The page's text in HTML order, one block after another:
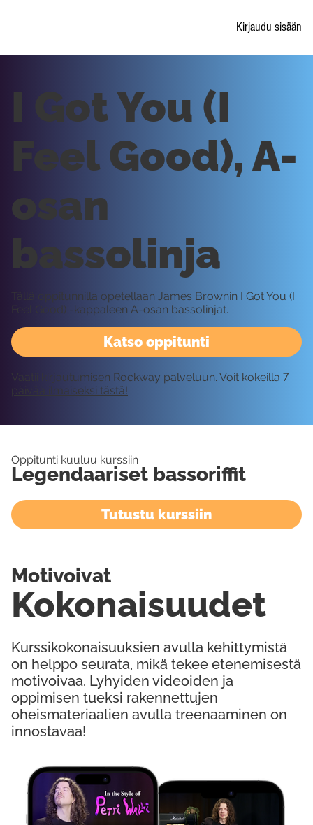
Kirjaudu sisään
Katso oppitunti
I Got You (I
Feel Good), A-
osan
bassolinja
Tällä oppitunnilla opetellaan James Brownin I Got You (I
Feel Good) -kappaleen A-osan bassolinjat.
Vaatii kirjautumisen Rockway palveluun. Voit kokeilla 7
päivää ilmaiseksi tästä!
Oppitunti kuuluu kurssiin
Legendaariset bassoriffit
Tutustu kurssiin
Kurssikokonaisuuksien avulla kehittymistä
on helppo seurata, mikä tekee etenemisestä
motivoivaa. Lyhyiden videoiden ja
oppimisen tueksi rakennettujen
oheismateriaalien avulla treenaaminen on
innostavaa!
Kokonaisuudet
Motivoivat